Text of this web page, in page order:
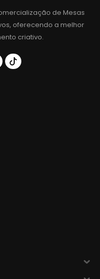
de Mesas
oferecendo a melhor
criativo.